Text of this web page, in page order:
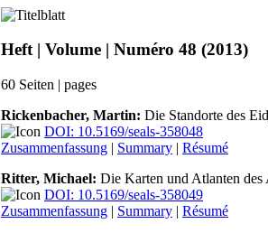
Heft | Volume | Numéro 48 (2013)
60 Seiten | pages
Rickenbacher, Martin: Die Standorte des
DOI: 10.5169/seals-358048
Zusammenfassung | Summary | Résumé
Ritter, Michael: Die Karten und Atlanten
DOI: 10.5169/seals-358049
Zusammenfassung | Summary | Résumé